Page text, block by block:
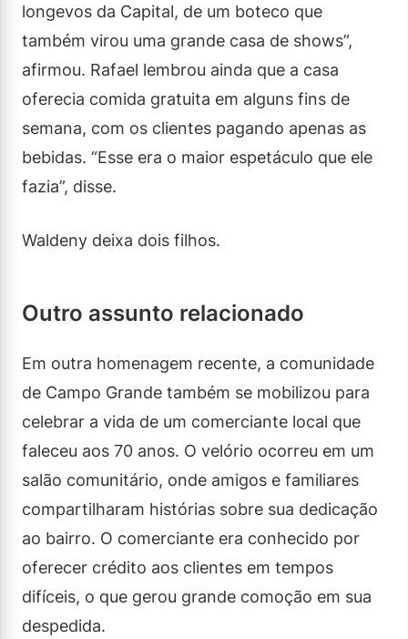
longevos da Capital, de um boteco que
também virou uma grande casa de shows”,
afirmou. Rafael lembrou ainda que a casa
oferecia comida gratuita em alguns fins de
semana, com os clientes pagando apenas as
bebidas. “Esse era o maior espetáculo que ele
fazia”, disse.
Waldeny deixa dois filhos.
Outro assunto relacionado
Em outra homenagem recente, a comunidade
de Campo Grande também se mobilizou para
celebrar a vida de um comerciante local que
faleceu aos 70 anos. O velório ocorreu em um
salão comunitário, onde amigos e familiares
compartilharam histórias sobre sua dedicação
ao bairro. O comerciante era conhecido por
oferecer crédito aos clientes em tempos
difíceis, o que gerou grande comoção em sua
despedida.